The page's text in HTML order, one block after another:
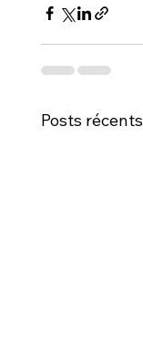
Posts récents